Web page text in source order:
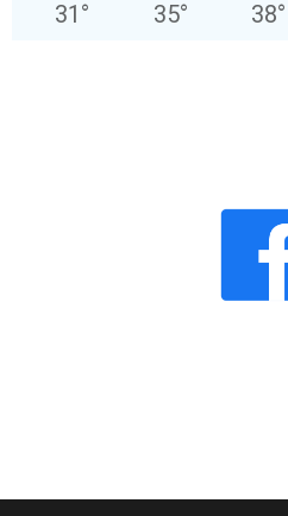
31 ° 35° 38°